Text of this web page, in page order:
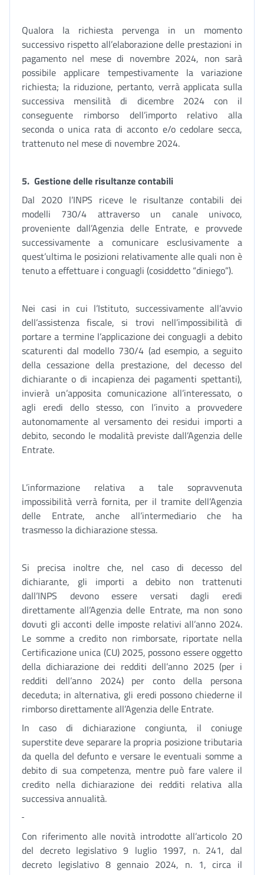
Qualora la richiesta pervenga in un momento
successivo rispetto all’elaborazione delle prestazioni in
pagamento nel mese di novembre 2024, non sarà
possibile applicare tempestivamente la variazione
richiesta; la riduzione, pertanto, verrà applicata sulla
successiva mensilità di dicembre 2024 con il
conseguente rimborso dell’importo relativo alla
seconda o unica rata di acconto e/o cedolare secca,
trattenuto nel mese di novembre 2024.
5. Gestione delle risultanze contabili
Dal 2020 l’INPS riceve le risultanze contabili dei
modelli 730/4 attraverso un canale univoco,
proveniente dall’Agenzia delle Entrate, e provvede
successivamente a comunicare esclusivamente a
quest’ultima le posizioni relativamente alle quali non è
tenuto a effettuare i conguagli (cosiddetto “diniego”).
Nei casi in cui l’Istituto, successivamente all’avvio
dell’assistenza fiscale, si trovi nell’impossibilità di
portare a termine l’applicazione dei conguagli a debito
scaturenti dal modello 730/4 (ad esempio, a seguito
della cessazione della prestazione, del decesso del
dichiarante o di incapienza dei pagamenti spettanti),
invierà un’apposita comunicazione all’interessato, o
agli eredi dello stesso, con l’invito a provvedere
autonomamente al versamento dei residui importi a
debito, secondo le modalità previste dall’Agenzia delle
Entrate.
L’informazione relativa a tale sopravvenuta
impossibilità verrà fornita, per il tramite dell’Agenzia
delle Entrate, anche all’intermediario che ha
trasmesso la dichiarazione stessa.
Si precisa inoltre che, nel caso di decesso del
dichiarante, gli importi a debito non trattenuti
dall’INPS devono essere versati dagli eredi
direttamente all’Agenzia delle Entrate, ma non sono
dovuti gli acconti delle imposte relativi all’anno 2024.
Le somme a credito non rimborsate, riportate nella
Certificazione unica (CU) 2025, possono essere oggetto
della dichiarazione dei redditi dell’anno 2025 (per i
redditi dell’anno 2024) per conto della persona
deceduta; in alternativa, gli eredi possono chiederne il
rimborso direttamente all’Agenzia delle Entrate.
In caso di dichiarazione congiunta, il coniuge
superstite deve separare la propria posizione tributaria
da quella del defunto e versare le eventuali somme a
debito di sua competenza, mentre può fare valere il
credito nella dichiarazione dei redditi relativa alla
successiva annualità.
Con riferimento alle novità introdotte all’articolo 20
del decreto legislativo 9 luglio 1997, n. 241, dal
decreto legislativo 8 gennaio 2024, n. 1, circa il